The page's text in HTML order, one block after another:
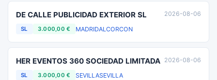
DE CALLE PUBLICIDAD EXTERIOR SL
SL 3.000,00 € MADRIDALCORCON
2026-08-06
HER EVENTOS 360 SOCIEDAD LIMITADA
SL 3.000,00 € SEVILLASEVILLA
2026-08-06